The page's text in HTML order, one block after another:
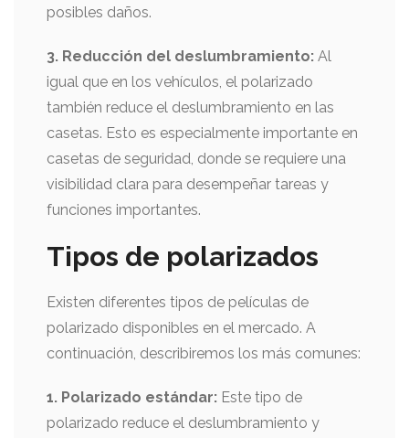
posibles daños.
3. Reducción del deslumbramiento: Al
igual que en los vehículos, el polarizado
también reduce el deslumbramiento en las
casetas. Esto es especialmente importante en
casetas de seguridad, donde se requiere una
visibilidad clara para desempeñar tareas y
funciones importantes.
Tipos de polarizados
Existen diferentes tipos de películas de
polarizado disponibles en el mercado. A
continuación, describiremos los más comunes:
1. Polarizado estándar: Este tipo de
polarizado reduce el deslumbramiento y